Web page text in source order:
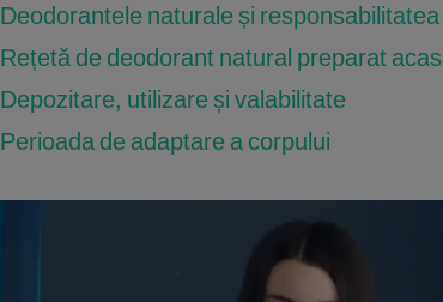
Deodorantele naturale și
Rețetă de deodorant natural preparat
Depozitare, utilizare și valabilitate
Perioada de adaptare a corpului